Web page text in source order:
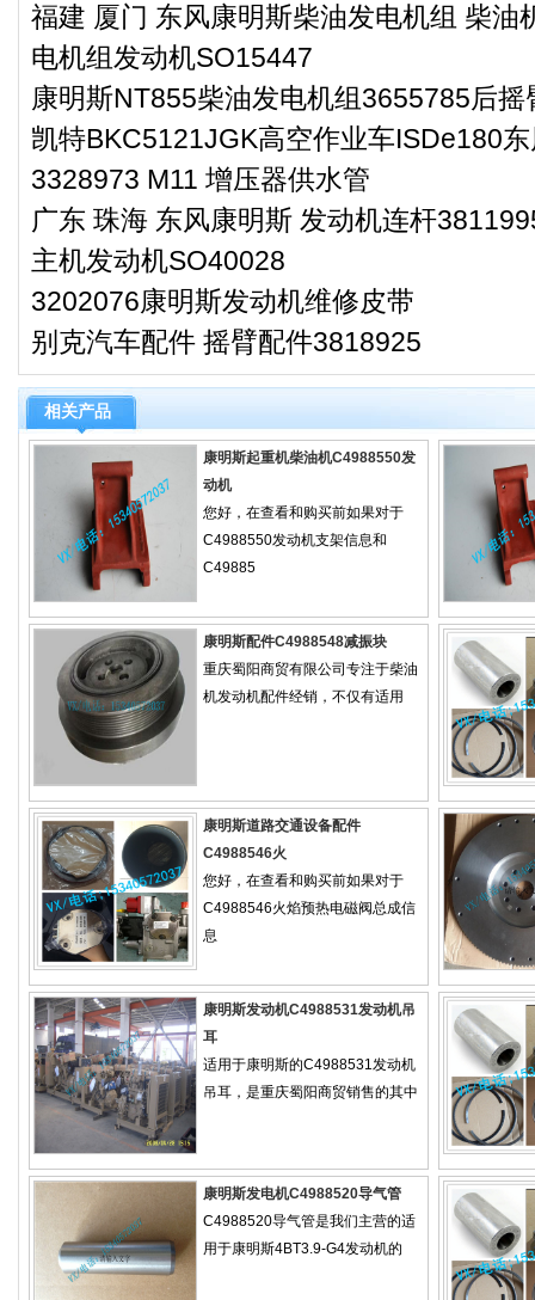
福建 厦门 东风康明斯柴油发电机组 柴油
电机组发动机SO15447
康明斯NT855柴油发电机组3655785后摇
凯特BKC5121JGK高空作业车ISDe180
3328973 M11 增压器供水管
广东 珠海 东风康明斯 发动机连杆
主机发动机SO40028
3202076康明斯发动机维修皮带
别克汽车配件 摇臂配件3818925
相关产品
康明斯起重机柴油机C4988550发
动机
您好，在查看和购买前如果对于
C4988550发动机支架信息和
C49885
康明斯配件C4988548减振块
重庆蜀阳商贸有限公司专注于柴油
机发动机配件经销，不仅有适用
康明斯道路交通设备配件
C4988546火
您好，在查看和购买前如果对于
C4988546火焰预热电磁阀总成信
息
康明斯发动机C4988531发动机吊
耳
适用于康明斯的C4988531发动机
吊耳，是重庆蜀阳商贸销售的其中
康明斯发电机C4988520导气管
C4988520导气管是我们主营的适
用于康明斯4BT3.9-G4发动机的